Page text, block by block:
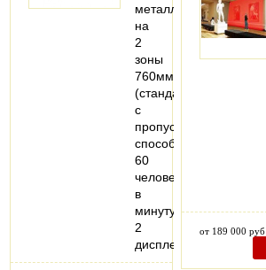
металлодетектор
на
2
зоны
760мм
(стандарт)
с
пропускной
способностью
60
человек
в
минуту
2
дисплея.
от 189 000 руб